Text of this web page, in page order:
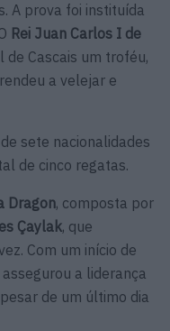
A prova foi instituída
Rei Juan Carlos I de
de Cascais um troféu,
a velejar e
sete nacionalidades
de cinco regatas.
Dragon, composta por
Çaylak, que
Com um início de
a liderança
de um último dia